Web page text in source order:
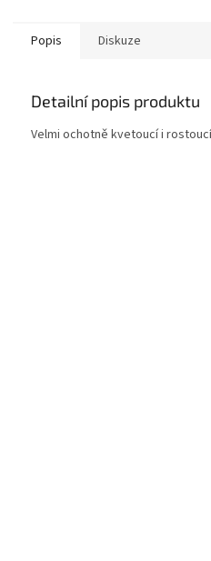
Popis Diskuze
Detailní popis produktu
Velmi ochotně kvetoucí i